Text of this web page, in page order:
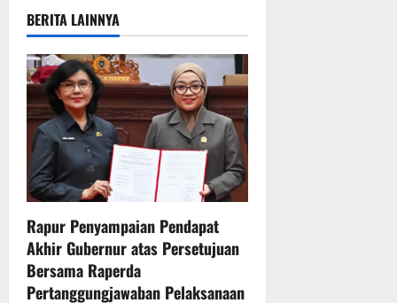
v
i
g
a
t
i
o
n
BERITA LAINNYA
Rapur Penyampaian Pendapat
Akhir Gubernur atas Persetujuan
Bersama Raperda
Pertanggungjawaban Pelaksanaan